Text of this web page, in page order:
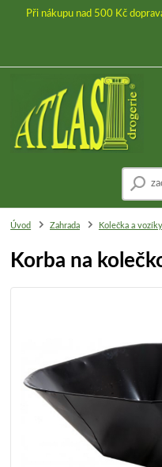
Při nákupu nad 500 Kč
Úvod Zahrada Kolečka a vozíky
Korba na